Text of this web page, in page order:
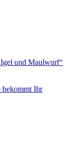
und Maulwurf“
bekommt Ihr